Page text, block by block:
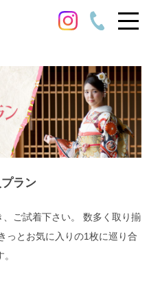
ラン
ご試着下さい。
数多く取り揃
っとお気に入りの1枚に巡り合